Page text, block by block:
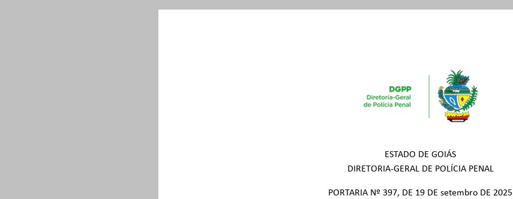
ESTADO DE GOIÁS
DIRETORIA-GERAL DE POLÍCIA PENAL
PORTARIA Nº 397, DE 19 DE setembro DE 2025